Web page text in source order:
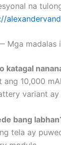
na
Mga madalas
katagal
ang 10,000
variant ay
bang
tela ay